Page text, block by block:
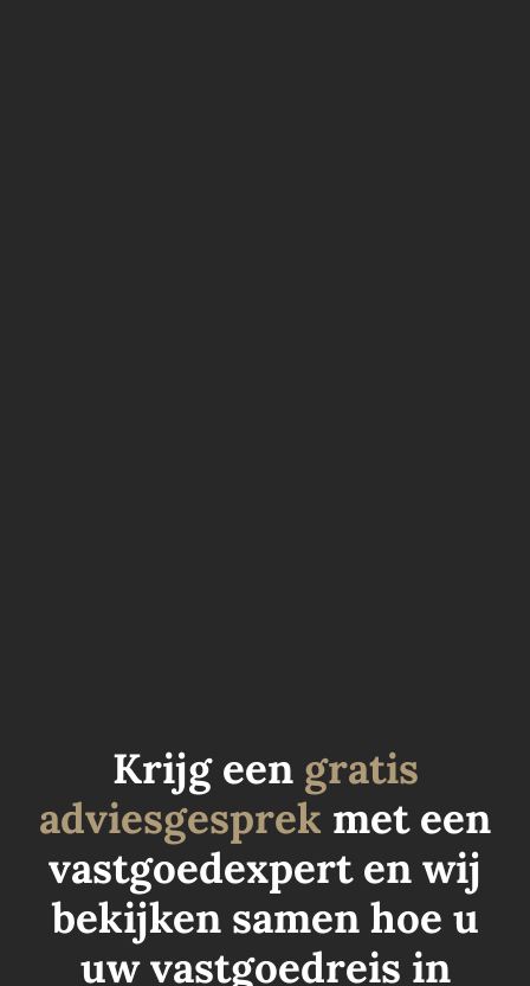
Krijg een gratis
adviesgesprek met een
vastgoedexpert en wij
bekijken samen hoe u
uw vastgoedreis in